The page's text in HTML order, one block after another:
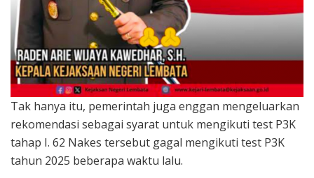
Tak hanya itu, pemerintah juga enggan mengeluarkan
rekomendasi sebagai syarat untuk mengikuti test P3K
tahap I. 62 Nakes tersebut gagal mengikuti test P3K
tahun 2025 beberapa waktu lalu.